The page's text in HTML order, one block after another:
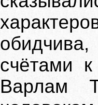
счётами
Варлам